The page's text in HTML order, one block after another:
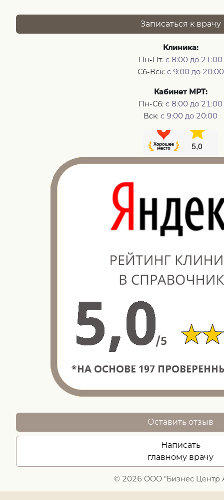
Записаться к врачу
Клиника:
Пн-Пт: с 8:00 до 21:00
Сб-Вск: с 9:00 до 20:00
Кабинет МРТ:
Пн-Сб: с 8:00 до 21:00
Вск: с 9:00 до 20:00
© 2026 ООО "Бизнес Центр
Оставить отзыв
Написать
главному врачу